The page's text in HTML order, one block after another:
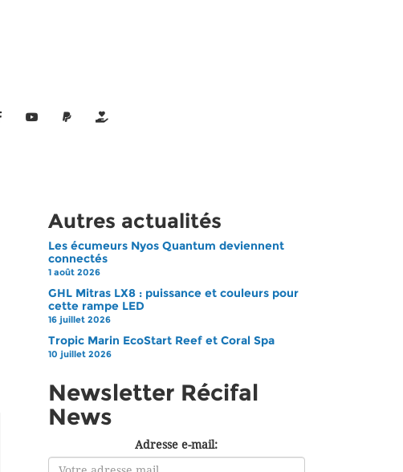
Autres actualités
Les écumeurs Nyos Quantum deviennent
connectés
1 août 2026
GHL Mitras LX8 : puissance et couleurs pour
cette rampe LED
16 juillet 2026
Tropic Marin EcoStart Reef et Coral Spa
10 juillet 2026
Newsletter Récifal
News
Adresse e-mail: